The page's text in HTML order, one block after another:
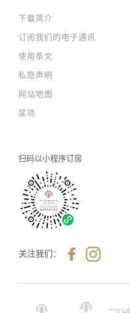
下载简介
订阅我们的电子通讯
使用条文
私隐声明
网站地图
奖项
扫码以小程序订房
关注我们：